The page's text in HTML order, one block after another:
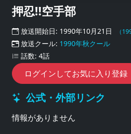
押忍!!空手部
放送開始日: 1990年10月21日 （
放送クール: 1990年秋クール
話数: 4話
ログインしてお気に入り登録
公式・外部リンク
情報がありません